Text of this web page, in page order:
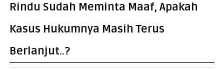
Rindu Sudah Meminta Maaf, Apakah
Kasus Hukumnya Masih Terus
Berlanjut..?